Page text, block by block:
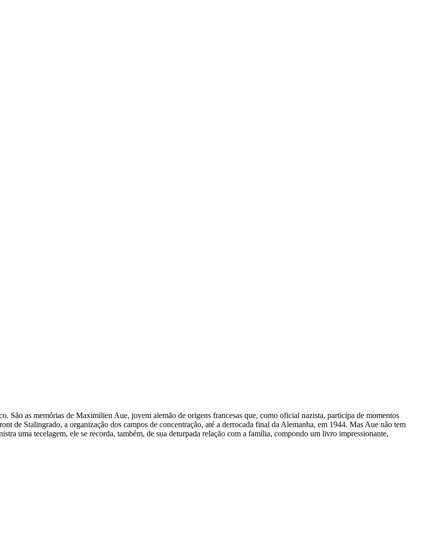
São as memórias de Maximilien Aue, jovem alemão de origens francesas que, como oficial nazista, participa de momentos
de Stalingrado, a organização dos campos de concentração, até a derrocada final da Alemanha, em 1944. Mas Aue não tem
uma tecelagem, ele se recorda, também, de sua deturpada relação com a família, compondo um livro impressionante,